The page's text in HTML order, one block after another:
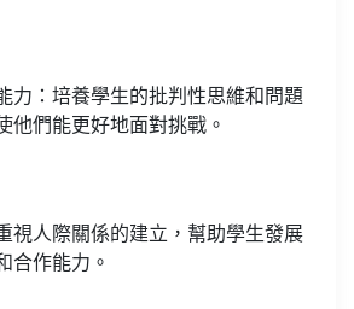
力：培養學生的批判性思維和問題
他們能更好地面對挑戰。
視人際關係的建立，幫助學生發展
合作能力。